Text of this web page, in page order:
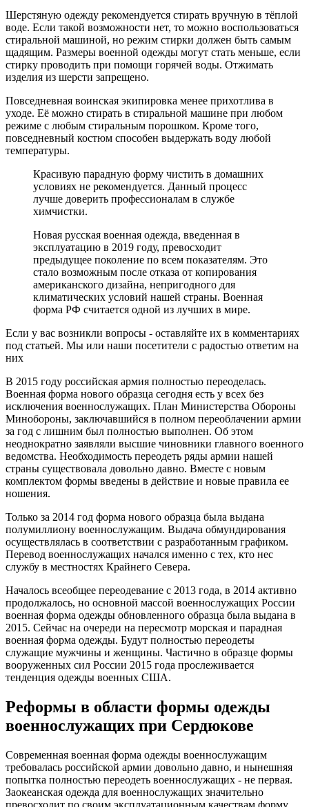
Шерстяную одежду рекомендуется стирать вручную в тёплой
воде. Если такой возможности нет, то можно воспользоваться
стиральной машиной, но режим стирки должен быть самым
щадящим. Размеры военной одежды могут стать меньше, если
стирку проводить при помощи горячей воды. Отжимать
изделия из шерсти запрещено.
Повседневная воинская экипировка менее прихотлива в
уходе. Её можно стирать в стиральной машине при любом
режиме с любым стиральным порошком. Кроме того,
повседневный костюм способен выдержать воду любой
температуры.
Красивую парадную форму чистить в домашних
условиях не рекомендуется. Данный процесс
лучше доверить профессионалам в службе
химчистки.
Новая русская военная одежда, введенная в
эксплуатацию в 2019 году, превосходит
предыдущее поколение по всем показателям. Это
стало возможным после отказа от копирования
американского дизайна, непригодного для
климатических условий нашей страны. Военная
форма РФ считается одной из лучших в мире.
Если у вас возникли вопросы - оставляйте их в комментариях
под статьей. Мы или наши посетители с радостью ответим на
них
В 2015 году российская армия полностью переоделась.
Военная форма нового образца сегодня есть у всех без
исключения военнослужащих. План Министерства Обороны
Минобороны, заключавшийся в полном переоблачении армии
за год с лишним был полностью выполнен. Об этом
неоднократно заявляли высшие чиновники главного военного
ведомства. Необходимость переодеть ряды армии нашей
страны существовала довольно давно. Вместе с новым
комплектом формы введены в действие и новые правила ее
ношения.
Только за 2014 год форма нового образца была выдана
полумиллиону военнослужащим. Выдача обмундирования
осуществлялась в соответствии с разработанным графиком.
Перевод военнослужащих начался именно с тех, кто нес
службу в местностях Крайнего Севера.
Началось всеобщее переодевание с 2013 года, в 2014 активно
продолжалось, но основной массой военнослужащих России
военная форма одежды обновленного образца была выдана в
2015. Сейчас на очереди на пересмотр морская и парадная
военная форма одежды. Будут полностью переодеты
служащие мужчины и женщины. Частично в образце формы
вооруженных сил России 2015 года прослеживается
тенденция одежды военных США.
Реформы в области формы одежды
военнослужащих при Сердюкове
Современная военная форма одежды военнослужащим
требовалась российской армии довольно давно, и нынешняя
попытка полностью переодеть военнослужащих - не первая.
Заокеанская одежда для военнослужащих значительно
превосходит по своим эксплуатационным качествам форму